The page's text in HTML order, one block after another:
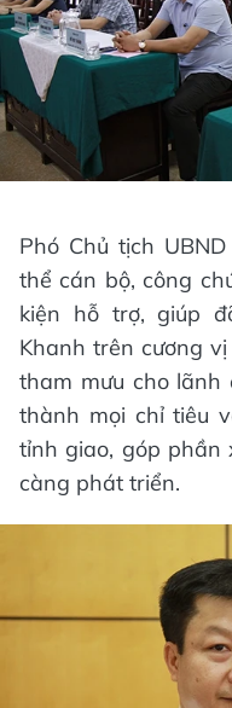
Phó Chủ tịch
thể cán bộ, công
kiện hỗ trợ, giúp
Khanh trên cương
tham mưu cho
thành mọi chỉ tiêu
tỉnh giao, góp
càng phát triển.